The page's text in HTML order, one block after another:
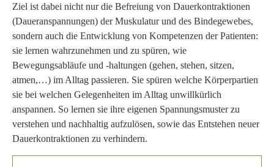
Ziel ist dabei nicht nur die Befreiung von Dauerkontraktionen
(Daueranspannungen) der Muskulatur und des Bindegewebes,
sondern auch die Entwicklung von Kompetenzen der Patienten:
sie lernen wahrzunehmen und zu spüren, wie
Bewegungsabläufe und -haltungen (gehen, stehen, sitzen,
atmen,…) im Alltag passieren. Sie spüren welche Körperpartien
sie bei welchen Gelegenheiten im Alltag unwillkürlich
anspannen. So lernen sie ihre eigenen Spannungsmuster zu
verstehen und nachhaltig aufzulösen, sowie das Entstehen neuer
Dauerkontraktionen zu verhindern.